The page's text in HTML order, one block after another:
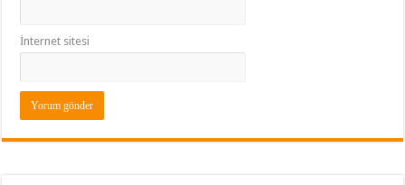
İnternet sitesi